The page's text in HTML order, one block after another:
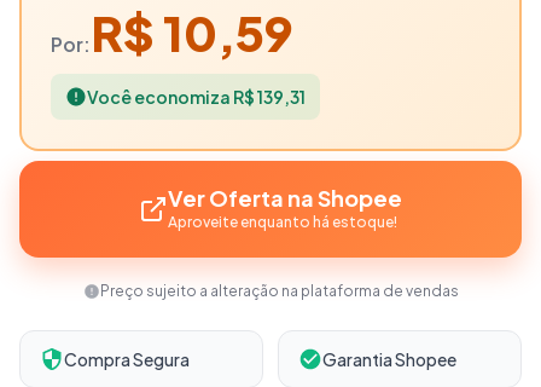
Por: R$ 10,59
Você economiza R$ 139,31
Ver Oferta na Shopee
Aproveite enquanto há estoque!
Preço sujeito a alteração na plataforma de vendas
Compra Segura Garantia Shopee